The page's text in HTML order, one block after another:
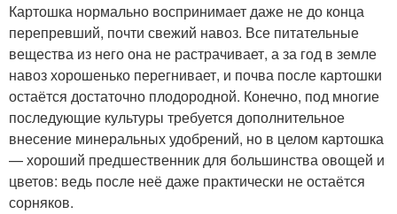
Картошка нормально воспринимает даже не до конца
перепревший, почти свежий навоз. Все питательные
вещества из него она не растрачивает, а за год в земле
навоз хорошенько перегнивает, и почва после картошки
остаётся достаточно плодородной. Конечно, под многие
последующие культуры требуется дополнительное
внесение минеральных удобрений, но в целом картошка
— хороший предшественник для большинства овощей и
цветов: ведь после неё даже практически не остаётся
сорняков.